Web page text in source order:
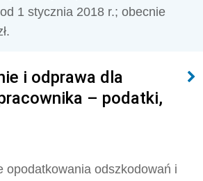
1 stycznia 2018 r.; obecnie
i odprawa dla
– podatki,
opodatkowania odszkodowań i